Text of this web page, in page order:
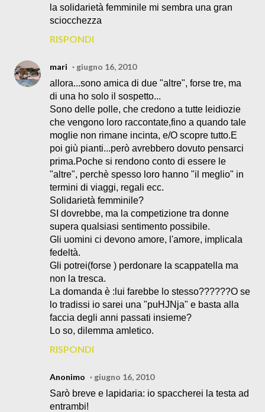
la solidarietà femminile mi sembra una gran
sciocchezza
RISPONDI
mari
giugno 16, 2010
allora...sono amica di due "altre", forse tre, ma
di una ho solo il sospetto...
Sono delle polle, che credono a tutte leidiozie
che vengono loro raccontate,fino a quando tale
moglie non rimane incinta, e/O scopre tutto.E
poi giù pianti...però avrebbero dovuto pensarci
prima.Poche si rendono conto di essere le
"altre", perchè spesso loro hanno "il meglio" in
termini di viaggi, regali ecc.
Solidarietà femminile?
SI dovrebbe, ma la competizione tra donne
supera qualsiasi sentimento possibile.
Gli uomini ci devono amore, l'amore, implicala
fedeltà.
Gli potrei(forse ) perdonare la scappatella ma
non la tresca.
La domanda è :lui farebbe lo stesso??????O se
lo tradissi io sarei una "puHJNja" e basta alla
faccia degli anni passati insieme?
Lo so, dilemma amletico.
RISPONDI
Anonimo
giugno 16, 2010
Sarò breve e lapidaria: io spaccherei la testa ad
entrambi!